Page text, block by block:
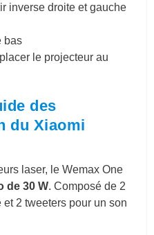
inverse droite et gauche
bas
le projecteur au
des
du Xiaomi
laser, le Wemax One
de 30 W. Composé de 2
2 tweeters pour un son